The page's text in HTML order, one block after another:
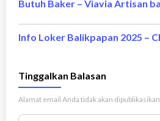
Tinggalkan Balasan
Alamat email Anda tidak akan dipublikasikan.